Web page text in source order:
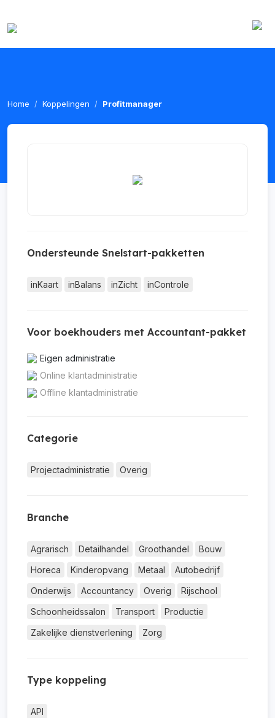
Home Koppelingen Profitmanager
Ondersteunde Snelstart-pakketten
inKaart inBalans inZicht inControle
Voor boekhouders met Accountant-pakket
Eigen administratie
Online klantadministratie
Offline klantadministratie
Categorie
Projectadministratie Overig
Branche
Agrarisch Detailhandel Groothandel
Bouw
Horeca
Kinderopvang Metaal
Autobedrijf
Onderwijs
Accountancy Overig
Rijschool
Schoonheidssalon
Transport
Productie
Zakelijke dienstverlening
Zorg
Type koppeling
API